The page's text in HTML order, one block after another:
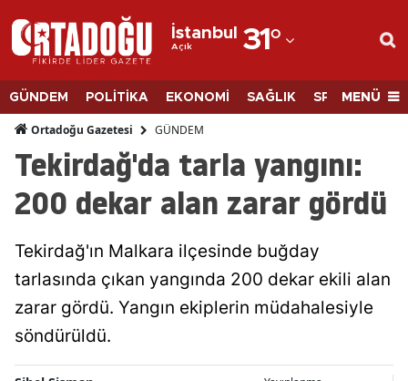
İstanbul
Açık 31°
Adana
Adıyaman
Afyonkarahisar
Ağrı
Amasya
Ankara
Antalya
Artvin
GÜNDEM POLİTİKA EKONOMİ SAĞLIK SPORMENÜ
Ortadoğu Gazetesi GÜNDEM
Tekirdağ'da tarla yangını:
200 dekar alan zarar gördü
Tekirdağ'ın Malkara ilçesinde buğday
tarlasında çıkan yangında 200 dekar ekili alan
zarar gördü. Yangın ekiplerin müdahalesiyle
söndürüldü.